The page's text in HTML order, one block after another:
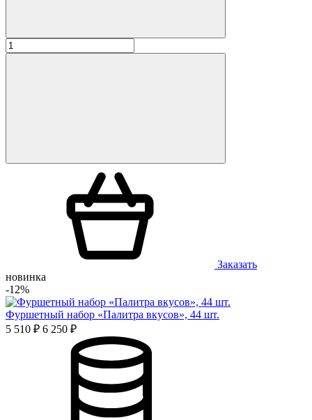
Заказать
новинка
-12%
Фуршетный набор «Палитра вкусов», 44 шт.
5 510 ₽ 6 250 ₽